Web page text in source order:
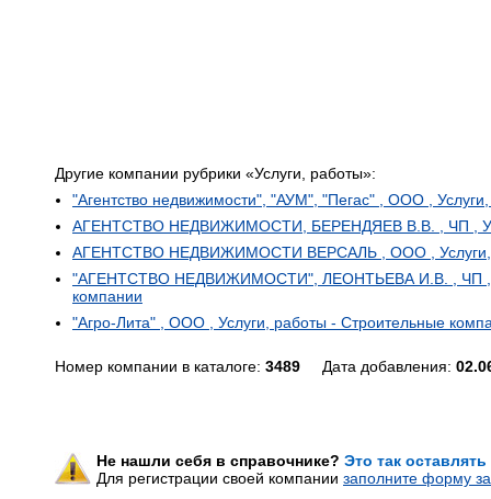
Другие компании рубрики «Услуги, работы»:
"Агентство недвижимости", "АУМ", "Пегас" , ООО ,
АГЕНТСТВО НЕДВИЖИМОСТИ, БЕРЕНДЯЕВ В.В. , ЧП ,
АГЕНТСТВО НЕДВИЖИМОСТИ ВЕРСАЛЬ , ООО , Услуги,
"АГЕНТСТВО НЕДВИЖИМОСТИ", ЛЕОНТЬЕВА И.В. , ЧП ,
компании
"Агро-Лита" , ООО , Услуги, работы - Строительные
Номер компании в каталоге: 3489 Дата добавления:
Не нашли себя в справочнике? Это так
Для регистрации своей компании заполните форму